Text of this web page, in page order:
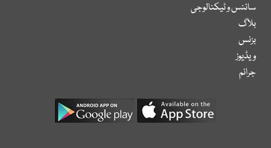
سائنس و ٹیکنالوجی
بلاگ
بزنس
ویڈیوز
جرائم